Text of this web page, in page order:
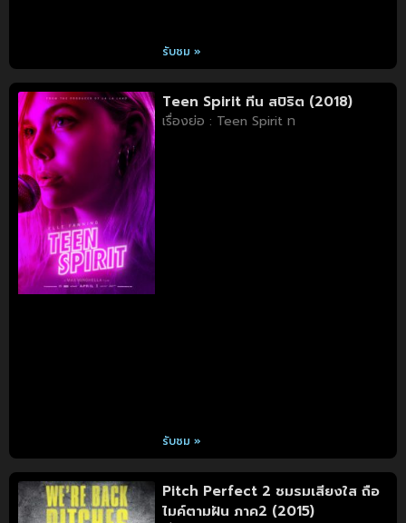
รับชม »
Teen Spirit ทีน สปิริต (2018)
เรื่องย่อ : Teen Spirit ท
รับชม »
Pitch Perfect 2 ชมรมเสียงใส ถือ
ไมค์ตามฝัน ภาค2 (2015)